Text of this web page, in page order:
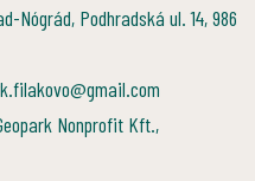
Nógrád, Podhradská ul. 14, 986
Nonprofit Kft.,